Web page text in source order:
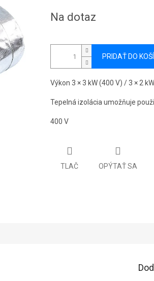
cena:
Na dotaz
PRIDAŤ DO
Výkon 3 × 3 kW (400 V) / 3 × 2
Tepelná izolácia umožňuje
400 V
TLAČ OPÝTAŤ SA